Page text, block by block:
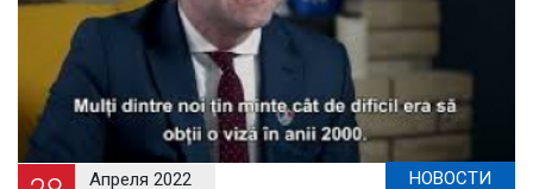
Апреля 2022 НОВОСТИ